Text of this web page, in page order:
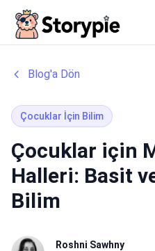
Blog'a Dön
Çocuklar İçin Bilim
Çocuklar için
Halleri: Basit
Bilim
Roshni Sawhny